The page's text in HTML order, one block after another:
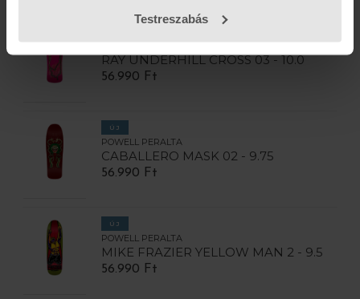
Testreszabás
POWELL PERALTA
RAY UNDERHILL CROSS 03 - 10.0
56.990 Ft
ÚJ
POWELL PERALTA
CABALLERO MASK 02 - 9.75
56.990 Ft
ÚJ
POWELL PERALTA
MIKE FRAZIER YELLOW MAN 2 - 9.5
56.990 Ft